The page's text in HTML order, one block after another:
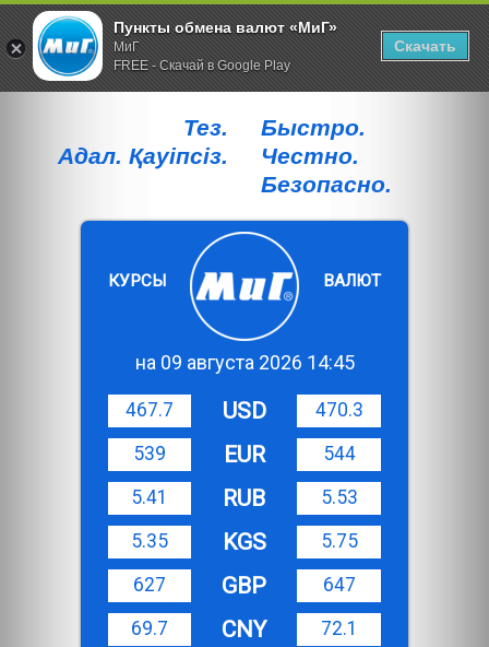
Тез.
Адал. Қауiпсiз.
Быстро.
Честно.
Безопасно.
КУРСЫ ВАЛЮТ
на 09 августа 2026 14:45
467.7 USD
470.3
539
EUR
544
5.41
RUB
5.53
5.35
KGS
5.75
627
GBP
647
69.7
CNY
72.1
Пункты обмена валют «МиГ»
МиГ
FREE - Скачай в Google Play
Скачать